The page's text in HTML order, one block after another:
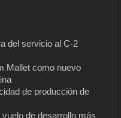
del servicio al C-2
Mallet como nuevo
de producción de
de desarrollo más